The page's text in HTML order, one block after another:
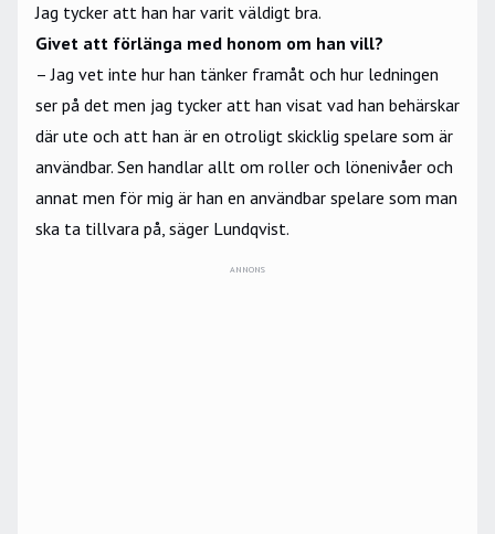
Jag tycker att han har varit väldigt bra.
Givet att förlänga med honom om han vill?
– Jag vet inte hur han tänker framåt och hur ledningen
ser på det men jag tycker att han visat vad han behärskar
där ute och att han är en otroligt skicklig spelare som är
användbar. Sen handlar allt om roller och lönenivåer och
annat men för mig är han en användbar spelare som man
ska ta tillvara på, säger Lundqvist.
ANNONS